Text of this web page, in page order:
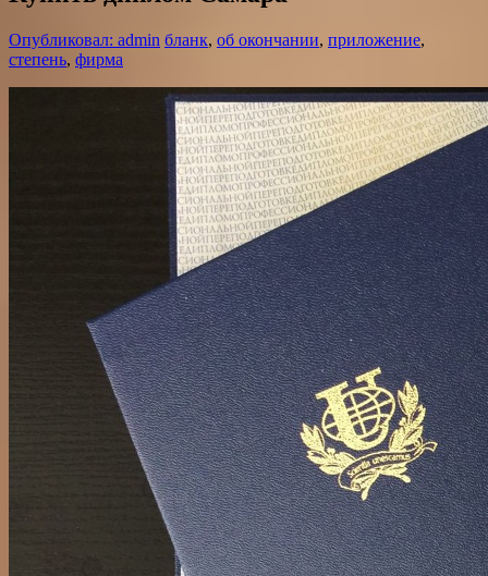
Опубликовал: admin бланк, об окончании, приложение,
степень, фирма